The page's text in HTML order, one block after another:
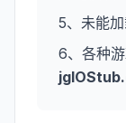
5、未能
6、各种